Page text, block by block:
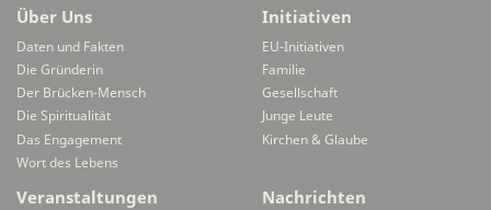
Über Uns
Daten und Fakten
Die Gründerin
Der Brücken-Mensch
Die Spiritualität
Das Engagement
Wort des Lebens
Initiativen
EU-Initiativen
Familie
Gesellschaft
Junge Leute
Kirchen & Glaube
Veranstaltungen Nachrichten